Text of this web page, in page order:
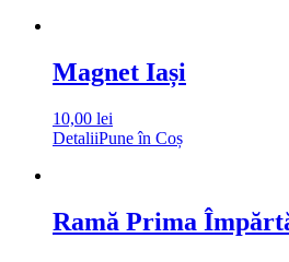
Magnet Iași
10,00 lei
DetaliiPune în Coș
Ramă Prima